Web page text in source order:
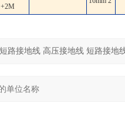
+2M